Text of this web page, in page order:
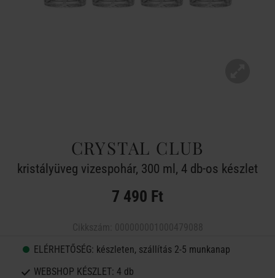
CRYSTAL CLUB
kristályüveg vizespohár, 300 ml, 4 db-os készlet
7 490 Ft
ELÉRHETŐSÉG: készleten, szállítás 2-5 munkanap
WEBSHOP KÉSZLET: 4 db